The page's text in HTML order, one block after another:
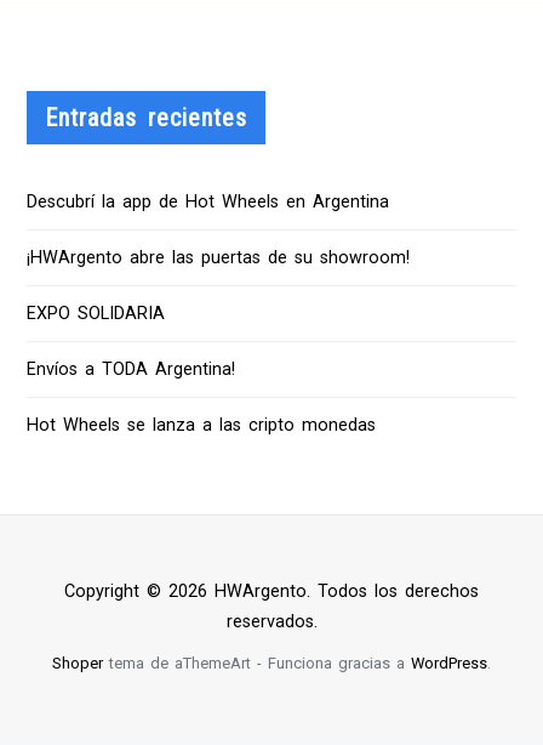
Entradas recientes
Descubrí la app de Hot Wheels en Argentina
¡HWArgento abre las puertas de su showroom!
EXPO SOLIDARIA
Envíos a TODA Argentina!
Hot Wheels se lanza a las cripto monedas
Copyright © 2026 HWArgento. Todos los derechos
reservados.
Shopertema de aThemeArt - Funciona gracias a WordPress